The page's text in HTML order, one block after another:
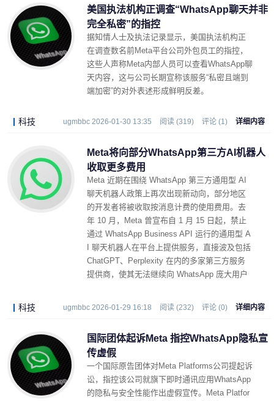
美国执法机构正调查“WhatsApp聊天并非
完全私密”的指控
据知情人士及执法记录显示，美国执法机构正
在调查数名前Meta平台公司外包员工的指控，
这些人声称Meta内部人员可以查看WhatsApp聊
天内容，这与公司长期宣称该服务“私密且端到
端加密”的对外表述形成鲜明反差。
科技 ugmbbc 2026-01-30 13:35 阅读 (319) 评论 (1) 详细内容
Meta将向部分WhatsApp第三方AI机器人
收取更多费用
Meta 近期在围绕 WhatsApp 第三方通用型 AI
聊天机器人政策上再次出现新动向，部分地区
的开发者将被收取按消息计费的使用费用。去
年 10 月，Meta 曾宣布自 1 月 15 日起，禁止
通过 WhatsApp Business API 运行的通用型 A
I 聊天机器人在平台上提供服务，直接波及包括
ChatGPT、Perplexity 在内的多家第三方服务
提供商，使其无法继续向 WhatsApp 庞大用户
科技 ugmbbc 2026-01-29 16:18 阅读 (232) 评论 (0) 详细内容
国际团体起诉Meta 指控WhatsApp隐私宣
传虚假
一个国际原告团体对Meta Platforms公司提起诉
讼，指控该公司就旗下即时通讯应用WhatsApp
的隐私与安全性能作出虚假宣传。Meta Platfor